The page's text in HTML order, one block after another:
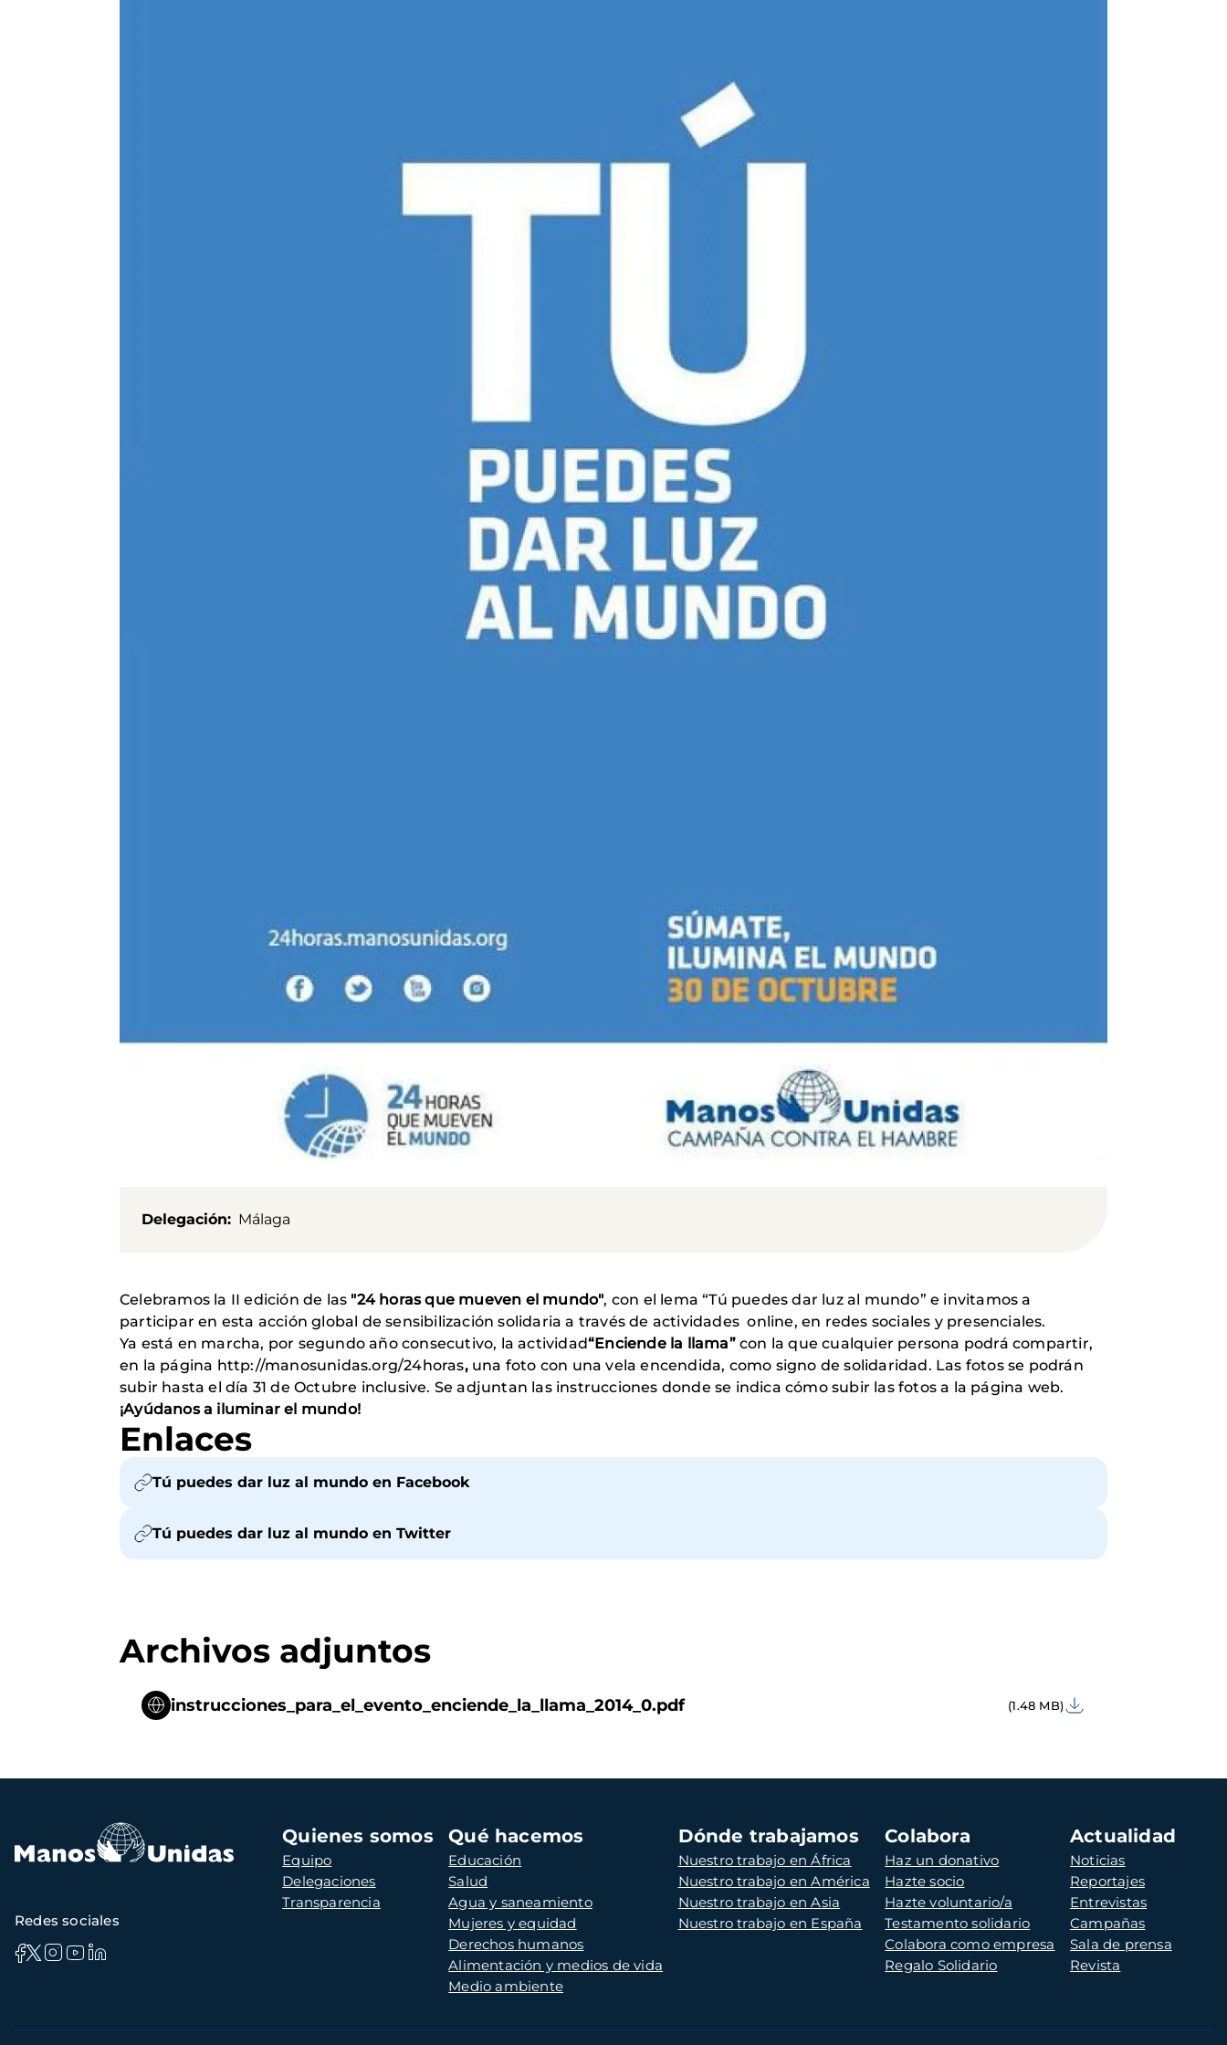
Delegación Málaga
Celebramos la II edición de las "24 horas que mueven el mundo", con el lema “Tú puedes dar luz al mundo” e invitamos a
participar en esta acción global de sensibilización solidaria a través de actividades online, en redes sociales y presenciales.
Ya está en marcha, por segundo año consecutivo, la actividad“Enciende la llama”con la que cualquier persona podrá compartir,
en la página http://manosunidas.org/24horas,una foto con una vela encendida, como signo de solidaridad. Las fotos se podrán
subir hasta el día 31 de Octubre inclusive. Se adjuntan las instrucciones donde se indica cómo subir las fotos a la página web.
¡Ayúdanos a iluminar el mundo!
Enlaces
Tú puedes dar luz al mundo en Facebook
Tú puedes dar luz al mundo en Twitter
Archivos adjuntos
instrucciones_para_el_evento_enciende_la_llama_2014_0.pdf (1.48 MB)
Navegación
principal
Quienes somos
Equipo
Delegaciones
Transparencia
Qué hacemos
Educación
Salud
Agua y saneamiento
Mujeres y equidad
Derechos humanos
Alimentación y medios de vida
Medio ambiente
Dónde trabajamos
Nuestro trabajo en África
Nuestro trabajo en América
Nuestro trabajo en Asia
Nuestro trabajo en España
Colabora
Haz un donativo
Hazte socio
Hazte voluntario/a
Testamento solidario
Colabora como empresa
Regalo Solidario
Actualidad
Noticias
Reportajes
Entrevistas
Campañas
Sala de prensa
Revista
Redes sociales